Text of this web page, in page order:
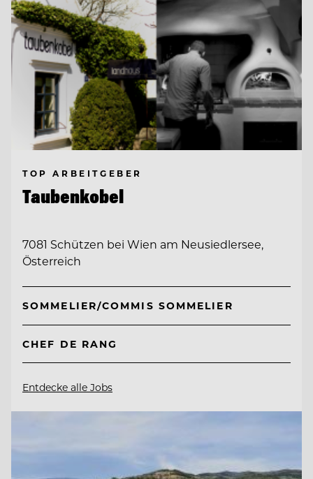
TOP ARBEITGEBER
Taubenkobel
7081 Schützen bei Wien am Neusiedlersee,
Österreich
SOMMELIER/COMMIS SOMMELIER
CHEF DE RANG
Entdecke alle Jobs